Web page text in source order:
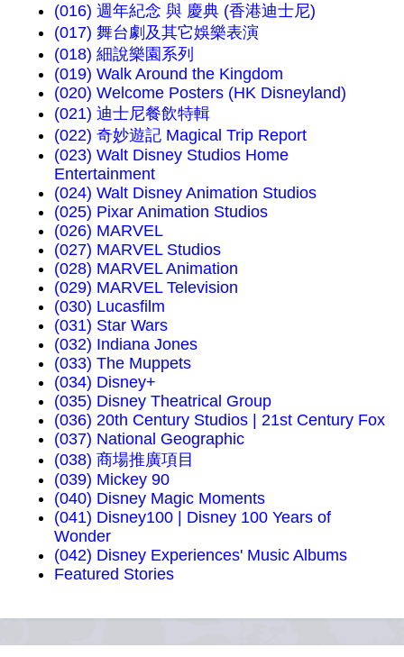
(016) 週年紀念 與 慶典 (香港迪士尼)
(017) 舞台劇及其它娛樂表演
(018) 細說樂園系列
(019) Walk Around the Kingdom
(020) Welcome Posters (HK Disneyland)
(021) 迪士尼餐飲特輯
(022) 奇妙遊記 Magical Trip Report
(023) Walt Disney Studios Home
Entertainment
(024) Walt Disney Animation Studios
(025) Pixar Animation Studios
(026) MARVEL
(027) MARVEL Studios
(028) MARVEL Animation
(029) MARVEL Television
(030) Lucasfilm
(031) Star Wars
(032) Indiana Jones
(033) The Muppets
(034) Disney+
(035) Disney Theatrical Group
(036) 20th Century Studios | 21st Century Fox
(037) National Geographic
(038) 商場推廣項目
(039) Mickey 90
(040) Disney Magic Moments
(041) Disney100 | Disney 100 Years of
Wonder
(042) Disney Experiences' Music Albums
Featured Stories